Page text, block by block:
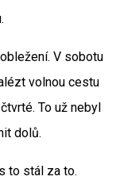
V sobotu
volnou cestu
To už nebyl
dolů.
to stál za to.